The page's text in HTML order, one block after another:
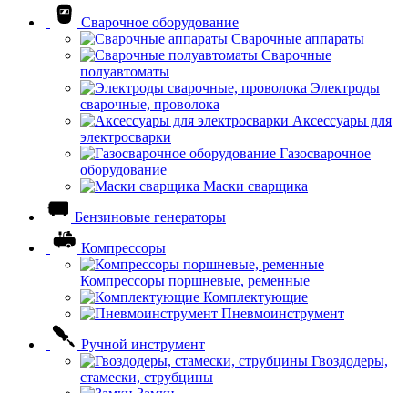
Сварочное оборудование
Сварочные аппараты
Сварочные
полуавтоматы
Электроды
сварочные, проволока
Аксессуары для
электросварки
Газосварочное
оборудование
Маски сварщика
Бензиновые генераторы
Компрессоры
Компрессоры поршневые, ременные
Комплектующие
Пневмоинструмент
Ручной инструмент
Гвоздодеры,
стамески, струбцины